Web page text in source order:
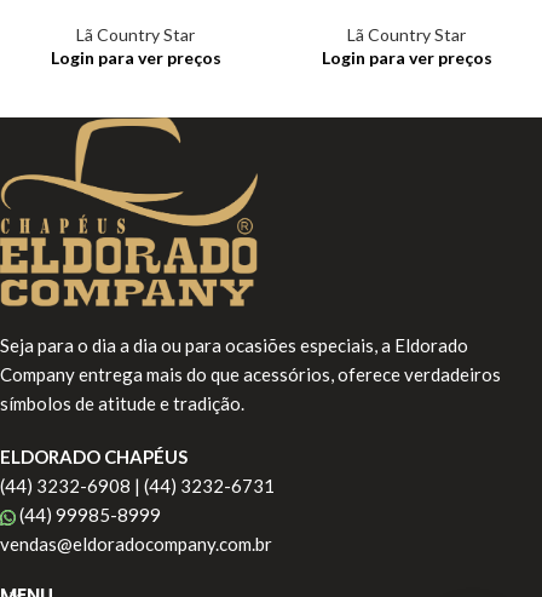
Lã Country Star
Login para ver preços
Lã Country Star
Login para ver preços
Seja para o dia a dia ou para ocasiões especiais, a Eldorado
Company entrega mais do que acessórios, oferece verdadeiros
símbolos de atitude e tradição.
ELDORADO CHAPÉUS
(44) 3232-6908 | (44) 3232-6731
(44) 99985-8999
vendas@eldoradocompany.com.br